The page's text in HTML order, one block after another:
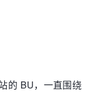
的 BU，一直围绕